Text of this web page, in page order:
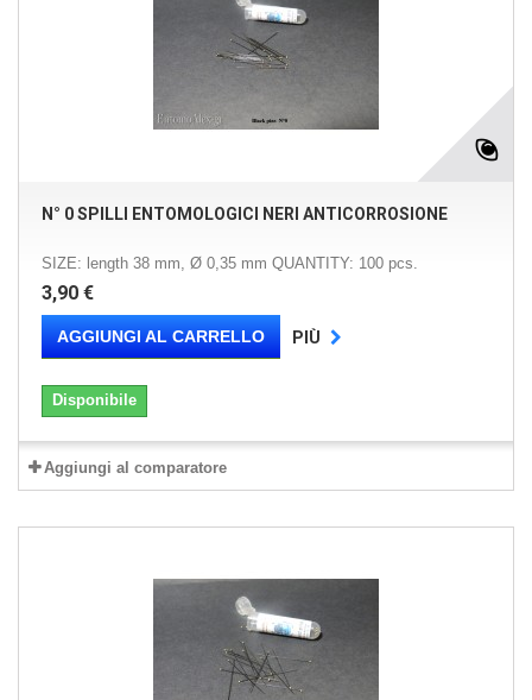
N° 0 SPILLI ENTOMOLOGICI NERI ANTICORROSIONE
SIZE: length 38 mm, Ø 0,35 mm QUANTITY: 100 pcs.
3,90 €
AGGIUNGI AL CARRELLO PIÙ
Disponibile
Aggiungi al comparatore